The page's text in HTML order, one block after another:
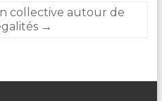
collective autour de
→